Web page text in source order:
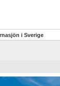
i Sverige